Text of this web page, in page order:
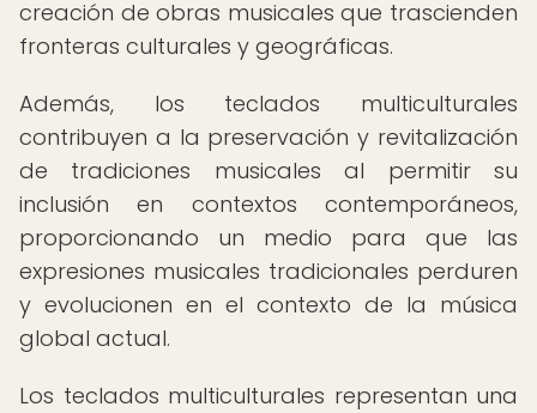
creación de obras musicales que trascienden
fronteras culturales y geográficas.
Además, los teclados multiculturales
contribuyen a la preservación y revitalización
de tradiciones musicales al permitir su
inclusión en contextos contemporáneos,
proporcionando un medio para que las
expresiones musicales tradicionales perduren
y evolucionen en el contexto de la música
global actual.
Los teclados multiculturales representan una